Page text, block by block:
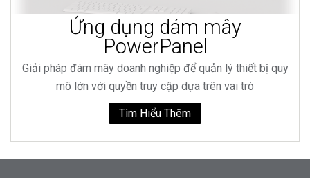
Ứng dụng dám mây
PowerPanel
Giải pháp đám mây doanh nghiệp để quản lý thiết bị quy
mô lớn với quyền truy cập dựa trên vai trò
Tìm Hiểu Thêm